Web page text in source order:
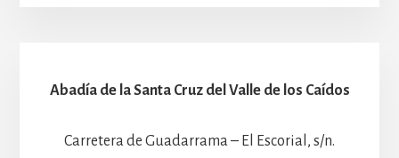
Abadía de la Santa Cruz del Valle de los Caídos
Carretera de Guadarrama – El Escorial, s/n.